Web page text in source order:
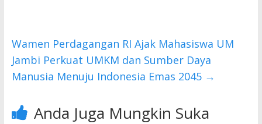
Wamen Perdagangan RI Ajak Mahasiswa UM
Jambi Perkuat UMKM dan Sumber Daya
Manusia Menuju Indonesia Emas 2045 →
Anda Juga Mungkin Suka